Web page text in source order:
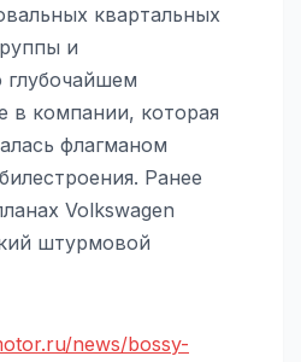
квартальных
и
глубочайшем
в компании, которая
флагманом
Ранее
Volkswagen
штурмовой
news/bossy-